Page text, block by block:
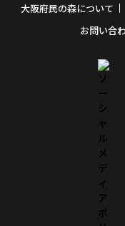
大阪府民の森について
お問い合